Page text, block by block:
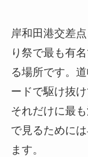
岸和田港交差
り祭で最も有
る場所です。
ードで駆け抜
それだけに最
で見るために
ます。